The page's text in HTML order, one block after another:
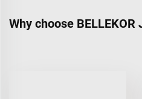
Why choose